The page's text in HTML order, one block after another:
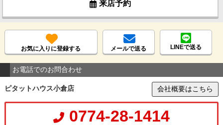
来店予約
お気に入りに登録する メールで送る LINEで送る
お電話でのお問合わせ
ピタットハウス小倉店 会社概要はこちら
0774-28-1414